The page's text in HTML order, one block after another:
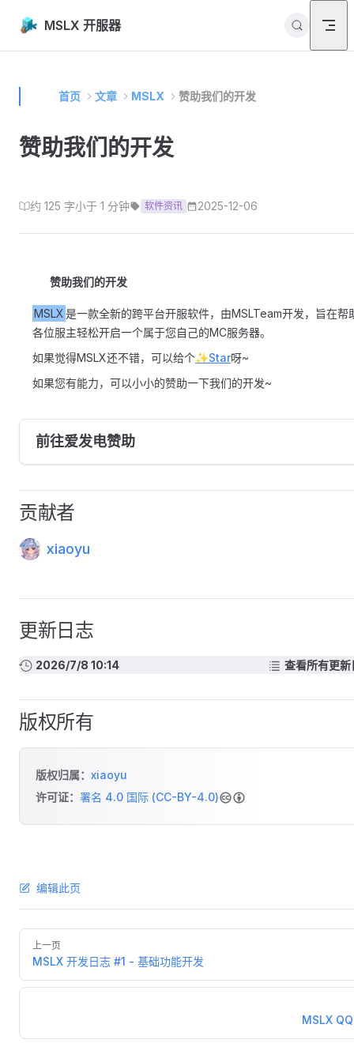
Skip to content
MSLX 开服器
首页 文章 MSLX 赞助我们的开发
赞助我们的开发
约 125 字小于 1 分钟 软件资讯 2025-12-06
赞助我们的开发
MSLX是一款全新的跨平台开服软件，由MSLTeam开发，旨在帮
各位服主轻松开启一个属于您自己的MC服务器。
如果觉得MSLX还不错，可以给个✨Star呀~
如果您有能力，可以小小的赞助一下我们的开发~
前往爱发电赞助
贡献者
xiaoyu
更新日志
2026/7/8 10:14 查看所有更新
版权所有
版权归属： xiaoyu
许可证： 署名 4.0 国际 (CC-BY-4.0)
编辑此页
上一页
MSLX 开发日志 #1 - 基础功能开发
MSLX